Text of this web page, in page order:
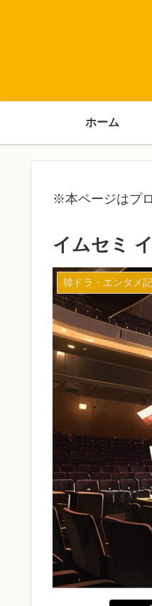
ホーム
※本ページはプ
イムセミ
韓ドラ・エンタメ